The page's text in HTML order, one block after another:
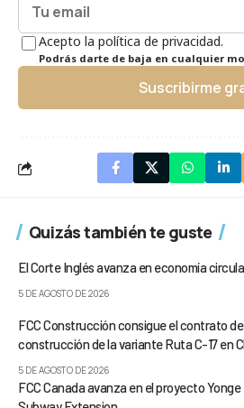
Acepto la política de privacidad.
Podrás darte de baja en cualquier
Suscribirme
Quizás también te guste
El Corte Inglés avanza en economía
5 DE AGOSTO DE 2026
FCC Construcción consigue el contrato de
construcción de la variante Ruta C-17 en
5 DE AGOSTO DE 2026
FCC Canada avanza en el proyecto